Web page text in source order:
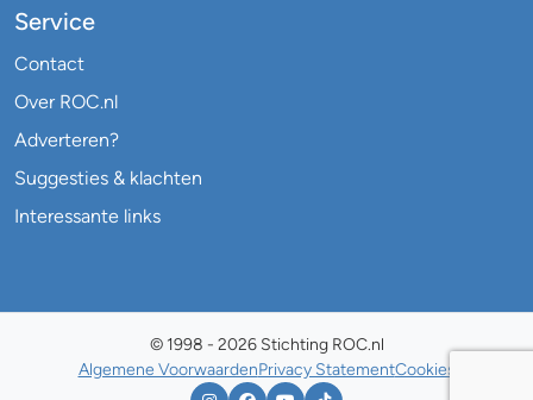
Service
Contact
Over ROC.nl
Adverteren?
Suggesties & klachten
Interessante links
© 1998 - 2026 Stichting ROC.nl
Algemene VoorwaardenPrivacy StatementCookies